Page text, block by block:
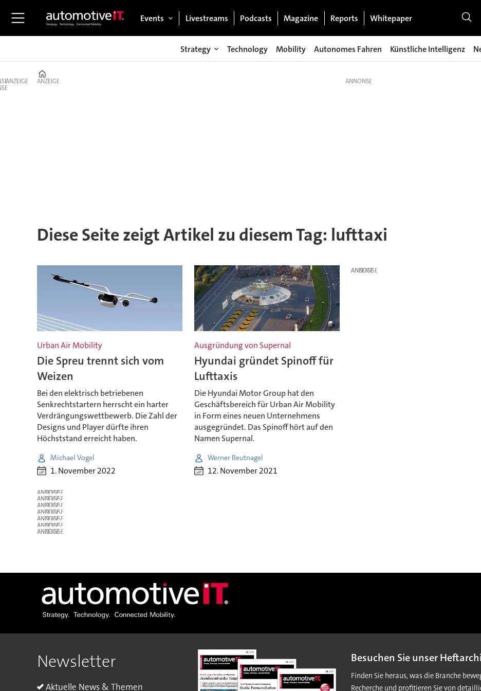
Events Livestreams Podcasts Magazine Reports Whitepaper
Strategy Technology Mobility Autonomes Fahren Künstliche Intelligenz
ANZEIGE ANZEIGE
Diese Seite zeigt Artikel zu diesem Tag: lufttaxi
Urban Air Mobility
Die Spreu trennt sich vom
Weizen
Bei den elektrisch betriebenen
Senkrechtstartern herrscht ein harter
Verdrängungswettbewerb. Die Zahl der
Designs und Player dürfte ihren
Höchststand erreicht haben.
Michael Vogel
1. November 2022
Ausgründung von Supernal
Hyundai gründet Spinoff für
Lufttaxis
Die Hyundai Motor Group hat den
Geschäftsbereich für Urban Air Mobility
in Form eines neuen Unternehmens
ausgegründet. Das Spinoff hört auf den
Namen Supernal.
Werner Beutnagel
12. November 2021
ANZEIGE
ANZEIGE
ANZEIGE
ANZEIGE
ANZEIGE
ANZEIGE
ANZEIGE
ANZEIGE
Newsletter
Aktuelle News & Themen
Besuchen Sie unser
Finden Sie heraus, was die Branche
Recherche und profitieren Sie von